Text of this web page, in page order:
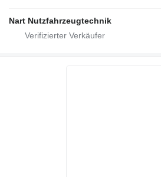
Nart Nutzfahrzeugtechnik